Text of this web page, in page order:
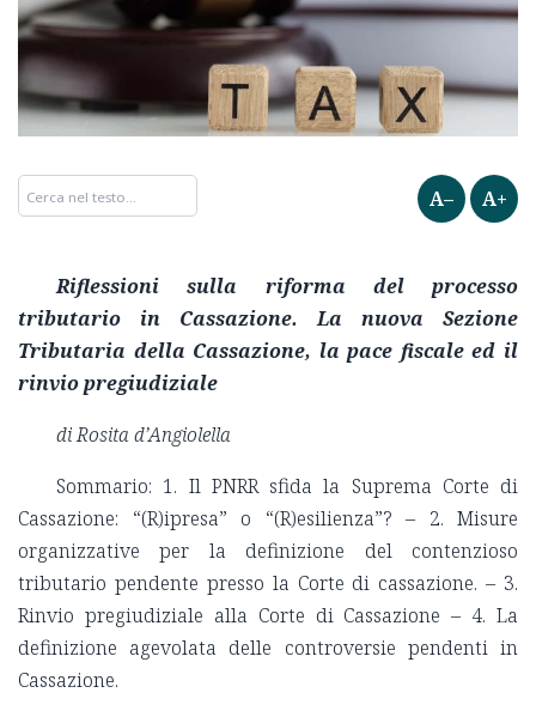
A– A+
Riflessioni sulla riforma del processo
tributario in Cassazione.La nuova Sezione
Tributaria della Cassazione, la pace fiscale ed il
rinvio pregiudiziale
di Rosita d’Angiolella
Sommario: 1. Il PNRR sfida la Suprema Corte di
Cassazione: “(R)ipresa” o “(R)esilienza”? – 2. Misure
organizzative per la definizione del contenzioso
tributario pendente presso la Corte di cassazione. – 3.
Rinvio pregiudiziale alla Corte di Cassazione – 4. La
definizione agevolata delle controversie pendenti in
Cassazione.